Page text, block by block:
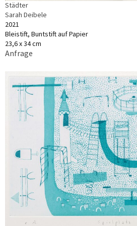
Städter
Sarah Deibele
2021
Bleistift, Buntstift auf Papier
23,6 x 34 cm
Anfrage